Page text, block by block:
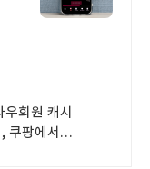
회원 캐시
쿠팡에서